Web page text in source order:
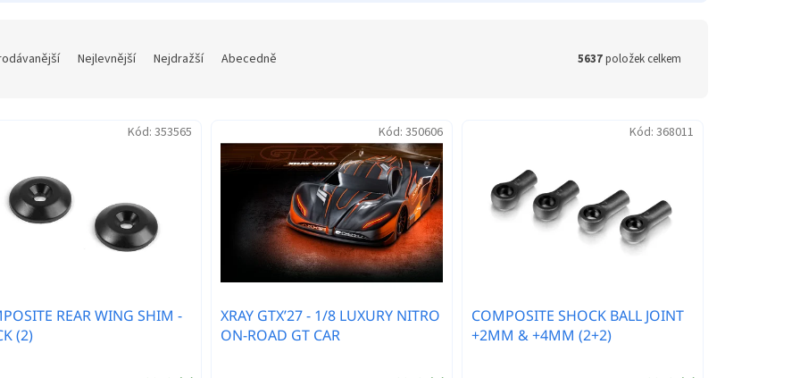
Nejlevnější Nejdražší Abecedně 5637položek celkem
REAR WING SHIM -
(2)
Kód: 353565
XRAY GTX’27 - 1/8 LUXURY NITRO
ON-ROAD GT CAR
Kód: 350606
COMPOSITE SHOCK BALL JOINT
+2MM & +4MM (2+2)
Kód: 368011